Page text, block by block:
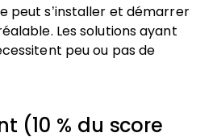
peut s’installer et démarrer
Les solutions ayant
peu ou pas de
(10 % du score